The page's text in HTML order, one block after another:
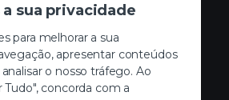
sua privacidade
para melhorar a sua
apresentar conteúdos
o nosso tráfego. Ao
Tudo", concorda com a
Eletrónico